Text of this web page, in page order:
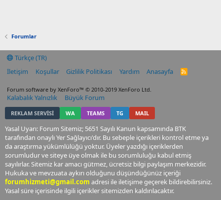
Forumlar
Türkçe (TR)
İletişim
Koşullar Gizlilik Politikası Yardım Anasayfa
R
Forum software by XenForo™ © 2010-2019 XenForo Ltd.
Kalabalık Yalnızlık Büyük Forum
REKLAM SERVİSİ WA TEAMS TG MAIL
Yasal Uyarı: Forum Sitemiz; 5651 Sayılı Kanun kapsamında BTK
tarafından onaylı Yer Sağlayıcı'dır. Bu sebeple içerikleri kontrol etme ya
da araştırma yükümlülüğü yoktur. Üyeler yazdığı içeriklerden
sorumludur ve siteye üye olmak ile bu sorumluluğu kabul etmiş
sayılırlar. Sitemiz kar amacı gütmez, ücretsiz bilgi paylaşım merkezidir.
Hukuka ve mevzuata aykırı olduğunu düşündüğünüz içeriği
forumhizmeti@gmail.com adresi ile iletişime geçerek bildirebilirsiniz.
Yasal süre içerisinde ilgili içerikler sitemizden kaldırılacaktır.